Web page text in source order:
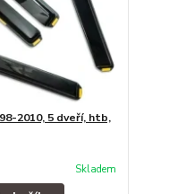
2010, 5 dveří, htb,
Skladem